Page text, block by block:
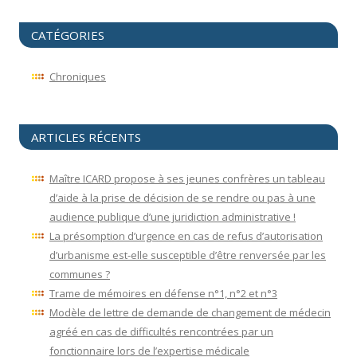
CATÉGORIES
Chroniques
ARTICLES RÉCENTS
Maître ICARD propose à ses jeunes confrères un tableau
d’aide à la prise de décision de se rendre ou pas à une
audience publique d’une juridiction administrative !
La présomption d’urgence en cas de refus d’autorisation
d’urbanisme est-elle susceptible d’être renversée par les
communes ?
Trame de mémoires en défense n°1, n°2 et n°3
Modèle de lettre de demande de changement de médecin
agréé en cas de difficultés rencontrées par un
fonctionnaire lors de l’expertise médicale